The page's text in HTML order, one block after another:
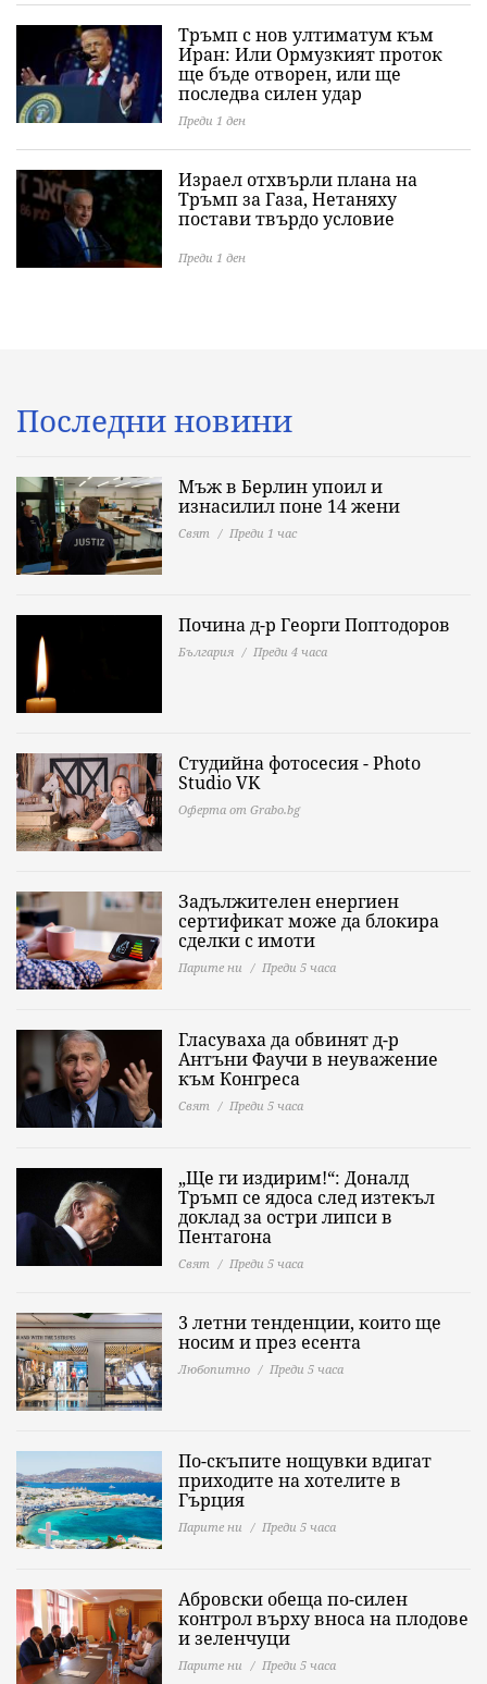
Тръмп с нов ултиматум към
Иран: Или Ормузкият проток
ще бъде отворен, или ще
последва силен удар
Преди 1 ден
Израел отхвърли плана на
Тръмп за Газа, Нетаняху
постави твърдо условие
Преди 1 ден
Последни новини
Мъж в Берлин упоил и
изнасилил поне 14 жени
Свят Преди 1 час
Почина д-р Георги Поптодоров
България Преди 4 часа
Студийна фотосесия - Photo
Studio VK
Оферта от Grabo.bg
Задължителен енергиен
сертификат може да блокира
сделки с имоти
Парите ни Преди 5 часа
Гласуваха да обвинят д-р
Антъни Фаучи в неуважение
към Конгреса
Свят Преди 5 часа
„Ще ги издирим!“: Доналд
Тръмп се ядоса след изтекъл
доклад за остри липси в
Пентагона
Свят Преди 5 часа
3 летни тенденции, които ще
носим и през есента
Любопитно Преди 5 часа
По-скъпите нощувки вдигат
приходите на хотелите в
Гърция
Парите ни Преди 5 часа
Абровски обеща по-силен
контрол върху вноса на плодове
и зеленчуци
Парите ни Преди 5 часа